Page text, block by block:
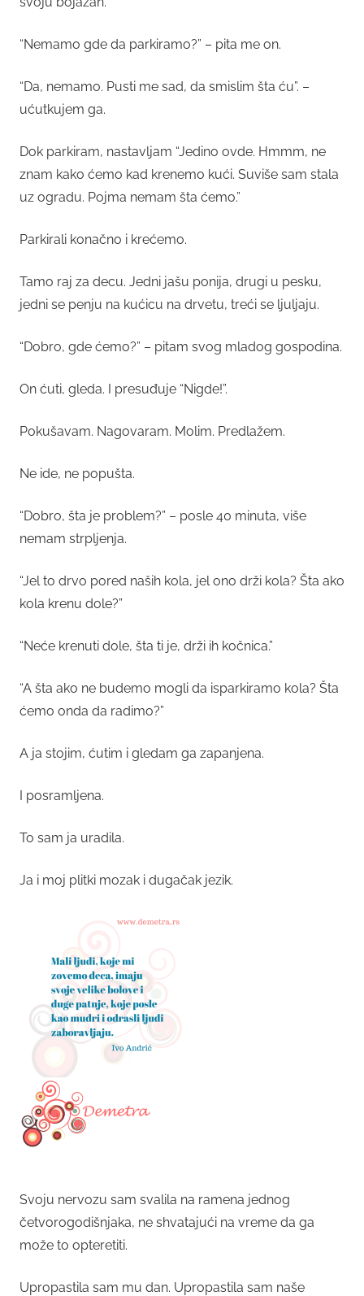
“Nemamo gde da parkiramo?” – pita me on.
“Da, nemamo. Pusti me sad, da smislim šta ću”. –
ućutkujem ga.
Dok parkiram, nastavljam “Jedino ovde. Hmmm, ne
znam kako ćemo kad krenemo kući. Suviše sam stala
uz ogradu. Pojma nemam šta ćemo.”
Parkirali konačno i krećemo.
Tamo raj za decu. Jedni jašu ponija, drugi u pesku,
jedni se penju na kućicu na drvetu, treći se ljuljaju.
“Dobro, gde ćemo?” – pitam svog mladog gospodina.
On ćuti, gleda. I presuđuje “Nigde!”.
Pokušavam. Nagovaram. Molim. Predlažem.
Ne ide, ne popušta.
“Dobro, šta je problem?” – posle 40 minuta, više
nemam strpljenja.
“Jel to drvo pored naših kola, jel ono drži kola? Šta ako
kola krenu dole?”
“Neće krenuti dole, šta ti je, drži ih kočnica.”
“A šta ako ne budemo mogli da isparkiramo kola? Šta
ćemo onda da radimo?”
A ja stojim, ćutim i gledam ga zapanjena.
I posramljena.
To sam ja uradila.
Ja i moj plitki mozak i dugačak jezik.
Svoju nervozu sam svalila na ramena jednog
četvorogodišnjaka, ne shvatajući na vreme da ga
može to opteretiti.
Upropastila sam mu dan. Upropastila sam naše